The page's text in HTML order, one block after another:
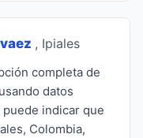
, Ipiales
completa de
datos
indicar que
Colombia,